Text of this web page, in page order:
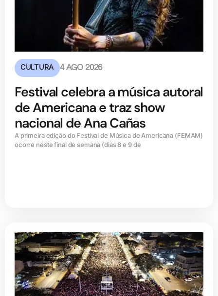
CULTURA 4 AGO 2026
Festival celebra a música autoral
de Americana e traz show
nacional de Ana Cañas
A primeira edição do Festival de Música de Americana (FEMAM)
ocorre neste final de semana (dias 8 e 9 de